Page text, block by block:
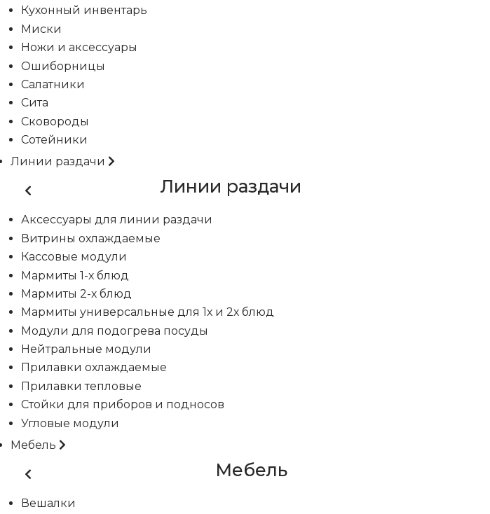
Кухонный инвентарь
Миски
Ножи и аксессуары
Ошиборницы
Салатники
Сита
Сковороды
Сотейники
Линии раздачи
Линии раздачи
Аксессуары для линии раздачи
Витрины охлаждаемые
Кассовые модули
Мармиты 1-х блюд
Мармиты 2-х блюд
Мармиты универсальные для 1х и 2х блюд
Модули для подогрева посуды
Нейтральные модули
Прилавки охлаждаемые
Прилавки тепловые
Стойки для приборов и подносов
Угловые модули
Мебель
Мебель
Вешалки